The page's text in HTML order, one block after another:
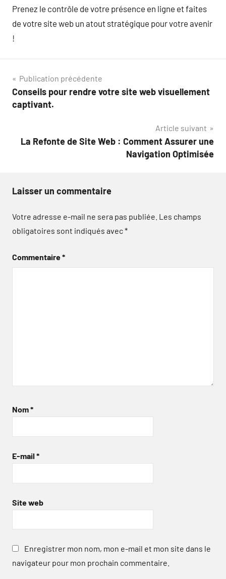
Prenez le contrôle de votre présence en ligne et faites
de votre site web un atout stratégique pour votre avenir
!
Navigation
de
Publication précédente
Conseils pour rendre votre site web visuellement
captivant.
Article suivant
La Refonte de Site Web : Comment Assurer une
Navigation Optimisée
Laisser un commentaire
Votre adresse e-mail ne sera pas publiée. Les champs
obligatoires sont indiqués avec*
Commentaire*
Nom*
E-mail *
Site web
Enregistrer mon nom, mon e-mail et mon site dans le
navigateur pour mon prochain commentaire.